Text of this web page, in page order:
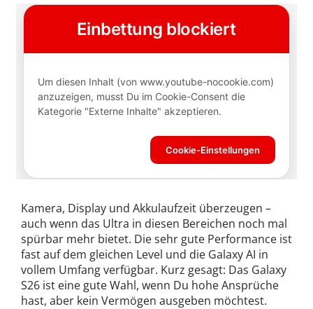
Kamera, Display und Akkulaufzeit überzeugen –
auch wenn das Ultra in diesen Bereichen noch mal
spürbar mehr bietet. Die sehr gute Performance ist
fast auf dem gleichen Level und die Galaxy AI in
vollem Umfang verfügbar. Kurz gesagt: Das Galaxy
S26 ist eine gute Wahl, wenn Du hohe Ansprüche
hast, aber kein Vermögen ausgeben möchtest.